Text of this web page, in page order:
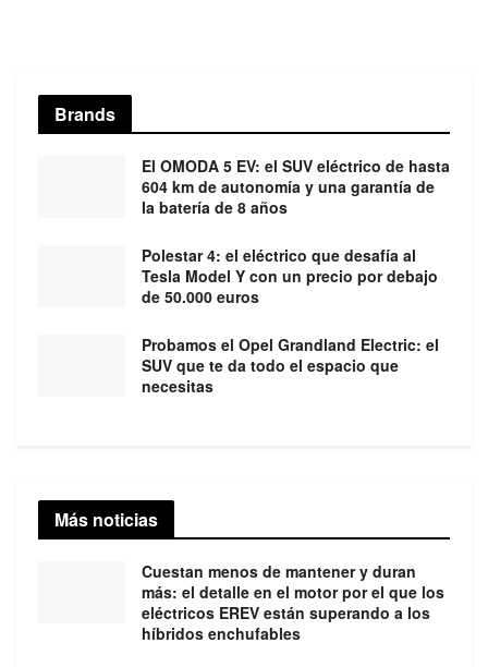
Brands
El OMODA 5 EV: el SUV eléctrico de hasta
604 km de autonomía y una garantía de
la batería de 8 años
Polestar 4: el eléctrico que desafía al
Tesla Model Y con un precio por debajo
de 50.000 euros
Probamos el Opel Grandland Electric: el
SUV que te da todo el espacio que
necesitas
Más noticias
Cuestan menos de mantener y duran
más: el detalle en el motor por el que los
eléctricos EREV están superando a los
híbridos enchufables